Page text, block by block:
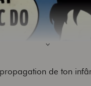
de ton